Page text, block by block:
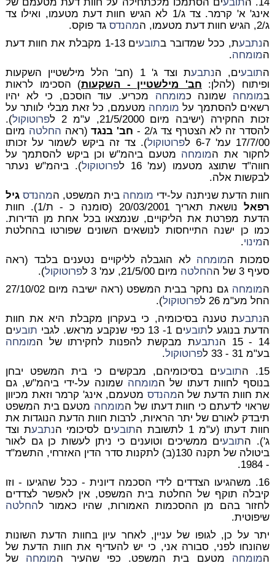
אינג' א' קרמר. צד ג/1 לא הגיש חוות דעת מטעמו, ואילו צד
ג/2, הגיש חוות דעת מטעמו, ה
מהנדסגד פוקס.
הנתבעת, ככל שמדובר בתובע
ים 1-13 מקבלת את חוות דעת
המומחה.
התובעים, הנתבע
ת וצד ג' 1 (חב' הלל מילשטיין השקעות
ופיתוח (להלן: חב' מילשטיין - השקעות) הסכימו לראות
במומחה שמונה כמומחה מכריע. עוד הוסכם, כי לא יהיו
רשאים להסתמך על מומחה מטעמם, כל זאת מבלי לוותר על
זכות החקירה (ישיבה מיום 21/5/2000, ע"מ 2 ל
פרוטוקול).
להסדר זה לא הצטרף צד ג/2 -
חב' בנגד(ראה החלטה מיום
17/7/00 עמ' 6-7 ל
פרוטוקול). צד זה ביקש לשמור על זכותו
לחקור את המומחה מטעם ביהמ"ש וכן ביקש להסתמך על
חווה"ד שתוצג מטעמו (עמ' 16 ל
פרוטוקול). ביהמ"ש נעתר
לבקשות אלה.
חוות הדעת שניתנה על-ידי מומחה בית המשפט, המהנדס גיל
רפאל
נושאת תאריך 20/03/2001 (סומנה כ - ת/1). חוות
הדעת מפרטת את הליקויים, שנמצאו בכל אחת מן הדירות.
כמו כן ישנה התייחסות לנושאים השונים שפורטו בהחלטת
המינוי.
סמכות המומחה לא הוגבלה לליקויים נטענים בלבד (ראה
סעיף 3 של ה
החלטה מיום 21/5/00, עמ' 3 ל פרוטוקול).
המומחה
גם נחקר בבית המשפט (ראה ישיבה מיום 27/10/02
החל מע"מ 26 ל
פרוטוקול).
הנתבעת טענה בסיכומיה, כי בעקרון מקבלת היא את חוות
הדעת בנוגע לתובעים 1- 13 כפי שנקבע מראש. לגבי תובעים
14 - 15 ה
נתבעת מבקשת להפנות לחקירתו של המומחה
בע"מ 31 - 33 ל
פרוטוקול.
15. ה
תובעים בסיכומיהם, מבקשים כי בית המשפט יבחן
בנוסף לחוות דעתו של המומחה שמונה על-ידי ביהמ"ש, גם
את חוות הדעת של המהנדס מטעמם, אינג' קרמר וזאת מכיוון
שראוי לדעתם כי חוות דעתו של המומחה מטעם בית המשפט
תיבדק לאורם של יתר הראיות, לרבות חוות הדעת הנוגדות את
חוות דעתו (ע"מ 1 לתשובת ה
תובעים לסיכומי הנתבעת וצד
ג'). התובעים ממשיכים וטוענים כי ניתן לעשות כן גם לאור
ביטולה של תקנה 130(ב) לתקנות סדר הדין האזרחי, התשמ"ד
- 1984.
16. משהגיעו הצדדים לידי הסכמה דיונית - ככל שהגיעו - וזו
קיבלה תוקף של החלטת בית המשפט, אין לאפשר לצדדים
לחזור בהם מן ההסכמות האמורות, שהיו כאמור להחלטה
שיפוטית.
יתר על כן, לגופו של עניין, לאחר עיון בחוות הדעת השונות
שהונחו לפני, סבורה אני, כי יש להעדיף את חוות הדעת של
המומחה מטעם בית המשפט. כפי שהעיר המומחה של